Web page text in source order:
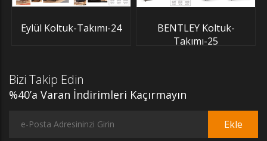
Eylül Koltuk-Takımı-24
BENTLEY Koltuk-
Takımı-25
Bizi Takip Edin
%40’a Varan İndirimleri Kaçırmayın
Ekle